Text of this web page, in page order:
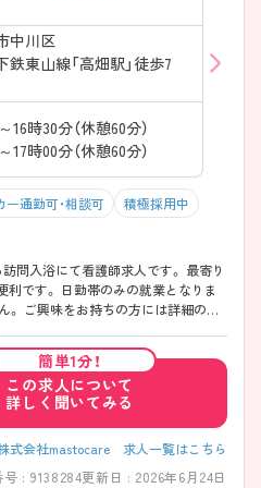
中川区
東山線「高畑駅」徒歩7
16時30分（休憩60分）
17時00分（休憩60分）
ー通勤可・相談可 積極採用中
問入浴にて看護師求人です。 最寄り
です。 日勤帯のみの就業となりま
。 ご興味をお持ちの方には詳細の情
簡単1分！
この求人について
詳しく聞いてみる
式会社mastocare 求人一覧はこちら
号 : 9138284更新日 : 2026年6月24日